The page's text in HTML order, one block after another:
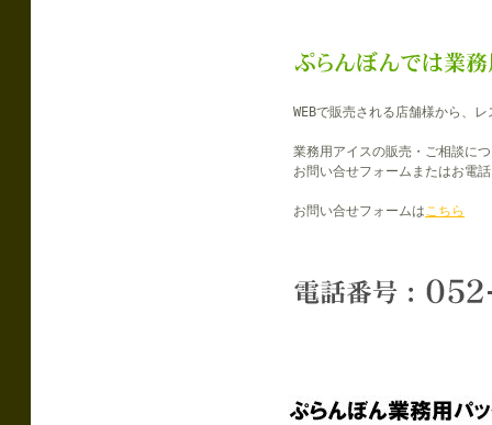
WEBで販売される店舗様から、
業務用アイスの販売・ご相談に
お問い合せフォームまたはお電
お問い合せフォームはこちら